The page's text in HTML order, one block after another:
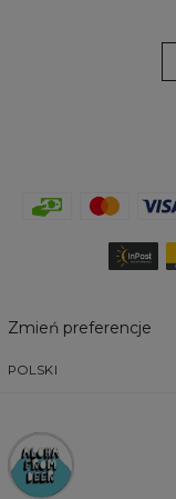
Zmień preferencje
POLSKI